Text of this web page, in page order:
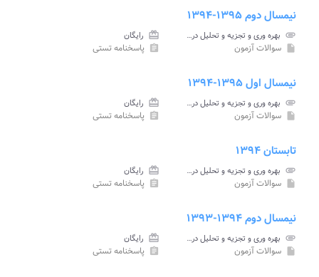
نیمسال دوم ۱۳۹۵-۱۳۹۴
attachment بهره وری و تجزیه و تحلیل در بخش صنعت پیام نور card_giftcard رایگان
insert_drive_file سوالات آزمون assignment پاسخنامه تستی
نیمسال اول ۱۳۹۵-۱۳۹۴
attachment بهره وری و تجزیه و تحلیل در بخش صنعت پیام نور card_giftcard رایگان
insert_drive_file سوالات آزمون assignment پاسخنامه تستی
تابستان ۱۳۹۴
attachment بهره وری و تجزیه و تحلیل در بخش صنعت پیام نور card_giftcard رایگان
insert_drive_file سوالات آزمون assignment پاسخنامه تستی
نیمسال دوم ۱۳۹۴-۱۳۹۳
attachment بهره وری و تجزیه و تحلیل در بخش صنعت پیام نور card_giftcard رایگان
insert_drive_file سوالات آزمون assignment پاسخنامه تستی